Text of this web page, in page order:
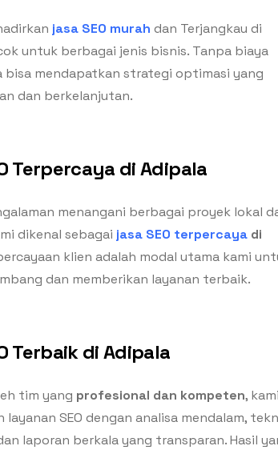
jasa SEO murah dan Terjangkau di
untuk berbagai jenis bisnis. Tanpa biaya
bisa mendapatkan strategi optimasi yang
dan berkelanjutan.
Terpercaya di Adipala
menangani berbagai proyek lokal
dikenal sebagai jasa SEO terpercaya di
klien adalah modal utama kami
dan memberikan layanan terbaik.
Terbaik di Adipala
tim yang profesional dan kompeten, kami
layanan SEO dengan analisa mendalam,
laporan berkala yang transparan. Hasil